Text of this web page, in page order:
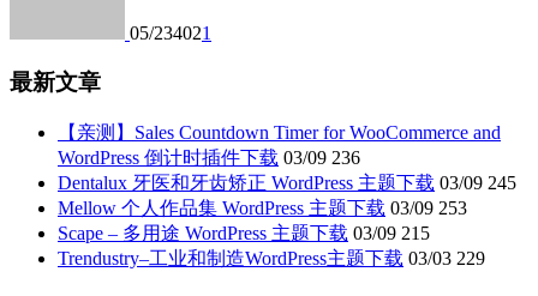
05/234021
最新文章
【亲测】Sales Countdown Timer for WooCommerce and
WordPress 倒计时插件下载 03/09 236
Dentalux 牙医和牙齿矫正 WordPress 主题下载 03/09 245
Mellow 个人作品集 WordPress 主题下载 03/09 253
Scape – 多用途 WordPress 主题下载 03/09 215
Trendustry–工业和制造WordPress主题下载 03/03 229